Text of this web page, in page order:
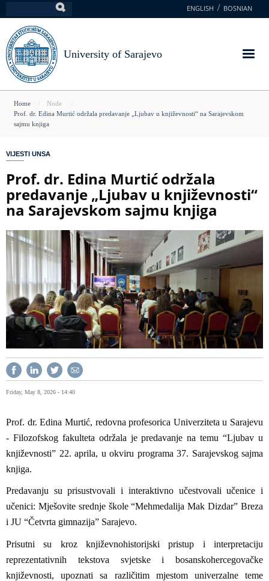
to
main
content
ENGLISH BOSNIAN
University of Sarajevo
You
are
Home
Node
Prof. dr. Edina Murtić održala predavanje „Ljubav u književnosti“ na Sarajevskom
sajmu knjiga
VIJESTI UNSA
Prof. dr. Edina Murtić održala
predavanje „Ljubav u književnosti“
na Sarajevskom sajmu knjiga
Friday, May 8, 2026 - 14:40
Prof. dr. Edina Murtić, redovna profesorica Univerziteta u Sarajevu
- Filozofskog fakulteta održala je predavanje na temu “Ljubav u
književnosti” 22. aprila, u okviru programa 37. Sarajevskog sajma
knjiga.
Predavanju su prisustvovali i interaktivno učestvovali učenice i
učenici: Mješovite srednje škole “Mehmedalija Mak Dizdar” Breza
i JU “Četvrta gimnazija” Sarajevo.
Prisutni su kroz književnohistorijski pristup i interpretaciju
reprezentativnih tekstova svjetske i bosanskohercegovačke
književnosti, upoznati sa različitim mjestom univerzalne teme